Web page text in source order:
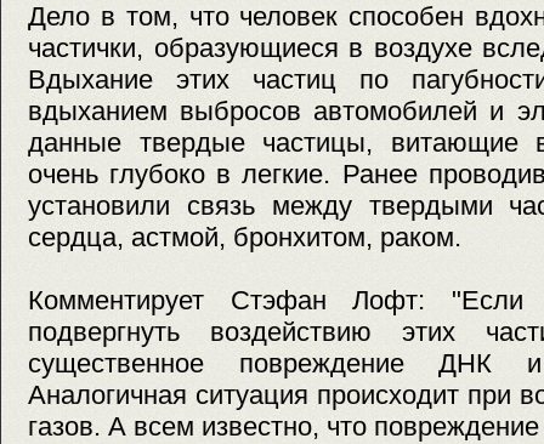
Дело в том, что человек способен
частички, образующиеся в воздухе
Вдыхание этих частиц по
вдыханием выбросов автомобилей и
данные твердые частицы, витающие
очень глубоко в легкие. Ранее
установили связь между твердыми
сердца, астмой, бронхитом, раком.
Комментирует Стэфан Лофт: "Если
подвергнуть воздействию этих
существенное повреждение ДНК
Аналогичная ситуация происходит при
газов. А всем известно, что